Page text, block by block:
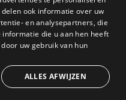
ook informatie over uw
en analysepartners, die
die u aan hen heeft
uw gebruik van hun
ALLES AFWIJZEN